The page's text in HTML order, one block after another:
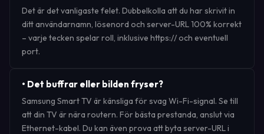
Det är det vanligaste felet. Dubbelkolla att du har skrivit in
ditt användarnamn, lösenord och server-URL 100% korrekt
– varje tecken spelar roll, inklusive https:// och eventuell
port.
• Det buffrar eller bilden fryser?
Samsung Smart TV är känsliga för svag Wi-Fi-signal. Se till
att din TV är nära routern. För bästa prestanda, anslut via
Ethernet-kabel. Du kan även prova att byta server-URL i